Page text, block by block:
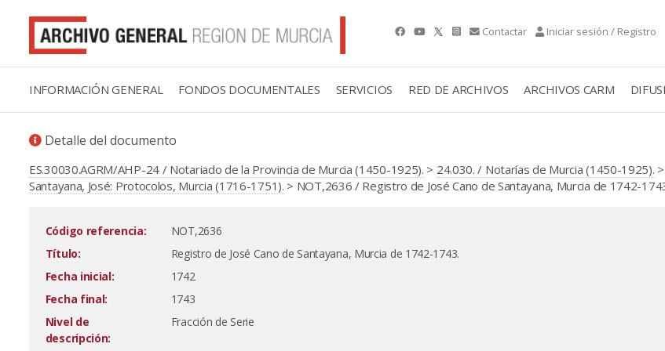
Contactar Iniciar sesión / Registro
INFORMACIÓN GENERAL FONDOS DOCUMENTALES SERVICIOS RED DE ARCHIVOS ARCHIVOS CARM
Detalle del documento
ES.30030.AGRM/AHP-24 / Notariado de la Provincia de Murcia (1450-1925). > 24.030. / Notarías de Murcia (1450-1925). >
Santayana, José: Protocolos, Murcia (1716-1751). > NOT,2636 / Registro de José Cano de Santayana, Murcia de 1742-
Código referencia:
NOT,2636
Título:
Registro de José Cano de Santayana, Murcia de 1742-1743.
Fecha inicial:
1742
Fecha final:
1743
Nivel de
descripción:
Fracción de Serie